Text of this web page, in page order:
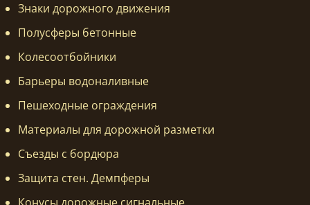
Знаки дорожного движения
Полусферы бетонные
Колесоотбойники
Барьеры водоналивные
Пешеходные ограждения
Материалы для дорожной разметки
Съезды с бордюра
Защита стен. Демпферы